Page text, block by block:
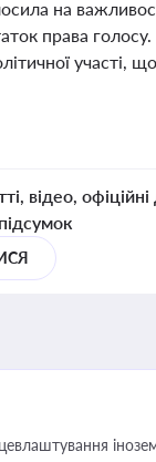
на
права
участі,
відео,